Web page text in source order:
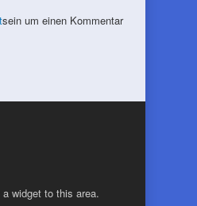
sein um einen Kommentar
widget to this area.